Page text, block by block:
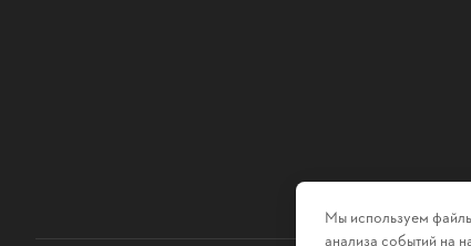
Мы используем
анализа событий на